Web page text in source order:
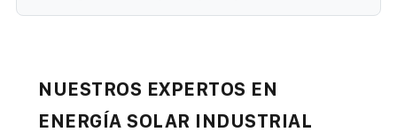
NUESTROS EXPERTOS EN
ENERGÍA SOLAR INDUSTRIAL